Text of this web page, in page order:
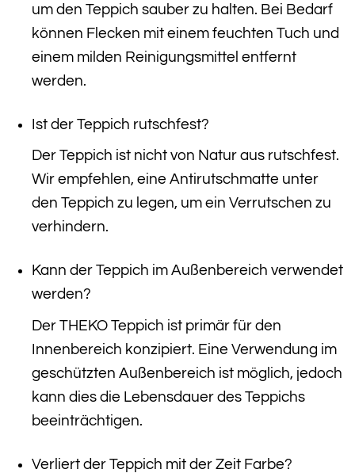
um den Teppich sauber zu halten. Bei Bedarf
können Flecken mit einem feuchten Tuch und
einem milden Reinigungsmittel entfernt
werden.
Ist der Teppich rutschfest?
Der Teppich ist nicht von Natur aus rutschfest.
Wir empfehlen, eine Antirutschmatte unter
den Teppich zu legen, um ein Verrutschen zu
verhindern.
Kann der Teppich im Außenbereich verwendet
werden?
Der THEKO Teppich ist primär für den
Innenbereich konzipiert. Eine Verwendung im
geschützten Außenbereich ist möglich, jedoch
kann dies die Lebensdauer des Teppichs
beeinträchtigen.
Verliert der Teppich mit der Zeit Farbe?